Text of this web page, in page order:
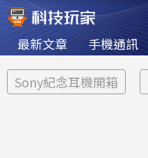
最新文章 手機通訊
Sony紀念耳機開箱